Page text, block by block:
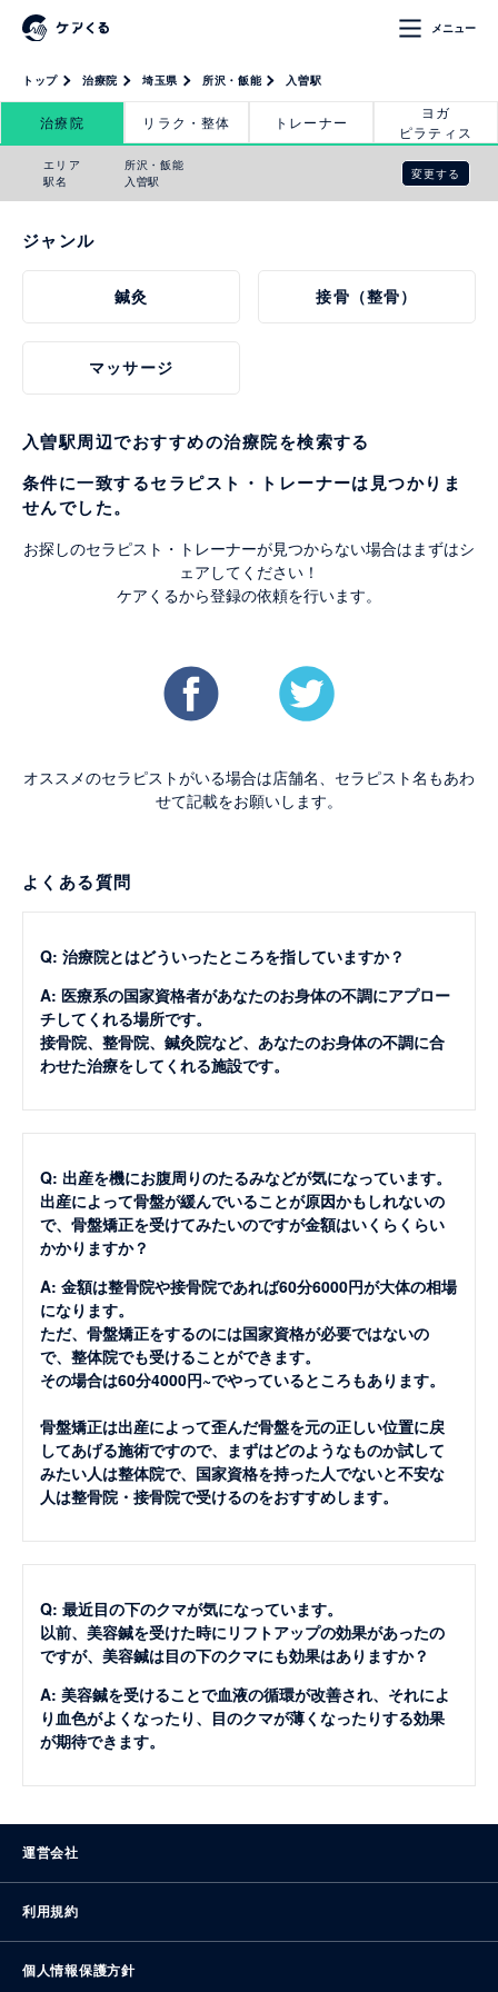
メニュー
トップ 治療院 埼玉県 所沢・飯能 入曽駅
治療院 リラク・整体 トレーナー
ヨガ
ピラティス
エリア
駅名
所沢・飯能
入曽駅
変更する
ジャンル
鍼灸 接骨（整骨）
マッサージ
入曽駅周辺でおすすめの治療院を検索する
条件に一致するセラピスト・トレーナーは見つかりま
せんでした。
お探しのセラピスト・トレーナーが見つからない場合はまずはシ
ェアしてください！
ケアくるから登録の依頼を行います。
オススメのセラピストがいる場合は店舗名、セラピスト名もあわ
せて記載をお願いします。
よくある質問
Q: 治療院とはどういったところを指していますか？
A: 医療系の国家資格者があなたのお身体の不調にアプロー
チしてくれる場所です。
接骨院、整骨院、鍼灸院など、あなたのお身体の不調に合
わせた治療をしてくれる施設です。
Q: 出産を機にお腹周りのたるみなどが気になっています。
出産によって骨盤が緩んでいることが原因かもしれないの
で、骨盤矯正を受けてみたいのですが金額はいくらくらい
かかりますか？
A: 金額は整骨院や接骨院であれば60分6000円が大体の相場
になります。
ただ、骨盤矯正をするのには国家資格が必要ではないの
で、整体院でも受けることができます。
その場合は60分4000円~でやっているところもあります。
骨盤矯正は出産によって歪んだ骨盤を元の正しい位置に戻
してあげる施術ですので、まずはどのようなものか試して
みたい人は整体院で、国家資格を持った人でないと不安な
人は整骨院・接骨院で受けるのをおすすめします。
Q: 最近目の下のクマが気になっています。
以前、美容鍼を受けた時にリフトアップの効果があったの
ですが、美容鍼は目の下のクマにも効果はありますか？
A: 美容鍼を受けることで血液の循環が改善され、それによ
り血色がよくなったり、目のクマが薄くなったりする効果
が期待できます。
運営会社
利用規約
個人情報保護方針